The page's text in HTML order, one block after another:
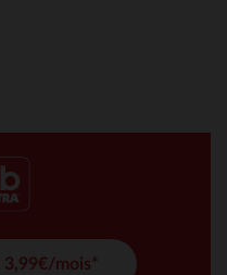
3,99€/mois*